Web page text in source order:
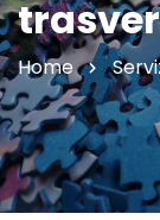
Home